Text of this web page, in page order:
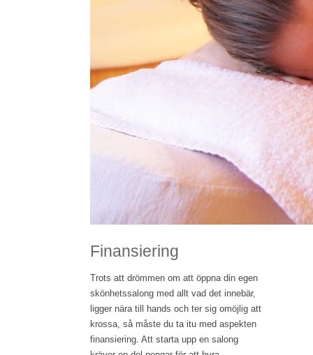
Finansiering
Trots att drömmen om att öppna din egen
skönhetssalong med allt vad det innebär,
ligger nära till hands och ter sig omöjlig att
krossa, så måste du ta itu med aspekten
finansiering. Att starta upp en salong